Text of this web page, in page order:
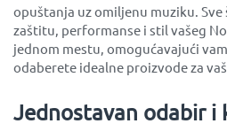
opuštanja uz omiljenu muziku.
zaštitu, performanse i stil vašeg
jednom mestu, omogućavajući
odaberete idealne proizvode za
Jednostavan odabir i